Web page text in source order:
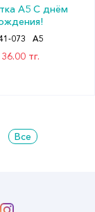
А5 С днём
073 А5
тг.
Все